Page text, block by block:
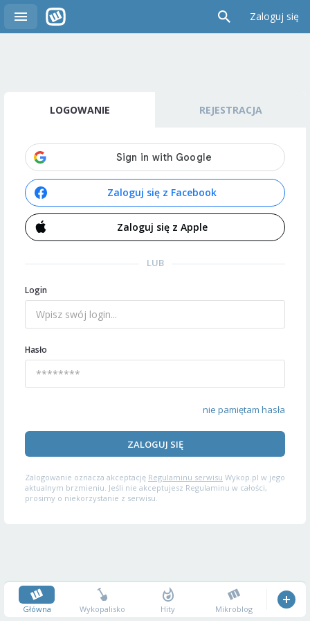
Zaloguj się
LOGOWANIE REJESTRACJA
Zaloguj się z Facebook
Zaloguj się z Apple
LUB
Login
Hasło
nie pamiętam hasła
ZALOGUJ SIĘ
Zalogowanie oznacza akceptację Regulaminu serwisu Wykop.pl w jego
aktualnym brzmieniu. Jeśli nie akceptujesz Regulaminu w całości,
prosimy o niekorzystanie z serwisu.
Główna Wykopalisko Hity Mikroblog